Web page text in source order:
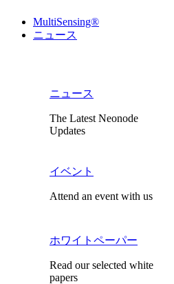
MultiSensing®
ニュース
ニュース
The Latest Neonode
Updates
イベント
Attend an event with us
ホワイトペーパー
Read our selected white
papers